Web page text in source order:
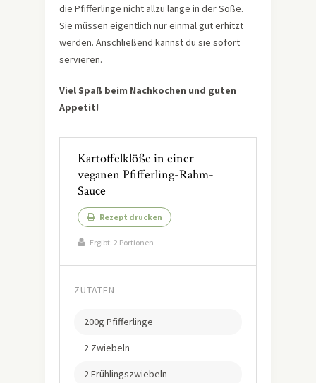
die Pfifferlinge nicht allzu lange in der Soße.
Sie müssen eigentlich nur einmal gut erhitzt
werden. Anschließend kannst du sie sofort
servieren.
Viel Spaß beim Nachkochen und guten
Appetit!
Kartoffelklöße in einer
veganen Pfifferling-Rahm-
Sauce
Rezept drucken
Ergibt: 2 Portionen
ZUTATEN
200g Pfifferlinge
2 Zwiebeln
2 Frühlingszwiebeln